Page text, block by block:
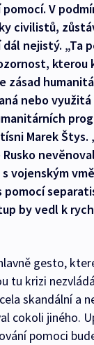
V
civilistů,
nejistý. „Ta
kterou
zásad
nebo využitá
Marek Štys.
vojenským
pomocí
by vedl k
gesto,
tu krizi
skandální a
cokoli jiného.
pomoci